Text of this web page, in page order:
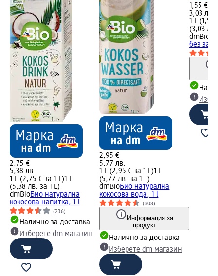
2,75 €
5,38 лв.
1 L (2,75 € за 1 L)1 L
(5,38 лв. за 1 L)
dmBioБио натурална
кокосова напитка, 1 l
(236)
Налично за доставка
Изберете dm магазин
2,95 €
5,77 лв.
1 L (2,95 € за 1 L)1 L
(5,77 лв. за 1 L)
dmBioБио натурална
кокосова вода, 1 l
(308)
Информация за
продукт
Налично за доставка
Изберете dm магазин
1,55 €
3,03 лв.
1 L (1,55
(3,03 лв.
dmBio
без